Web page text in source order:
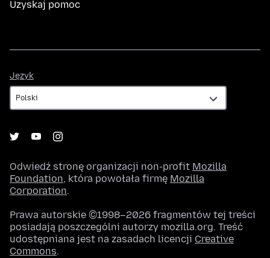
Uzyskaj pomoc
Język
Odwiedź stronę organizacji non-profit Mozilla
Foundation, która powołała firmę Mozilla
Corporation.
Prawa autorskie ©1998–2026 fragmentów tej treści
posiadają poszczególni autorzy mozilla.org. Treść
udostępniana jest na zasadach licencji Creative
Commons.